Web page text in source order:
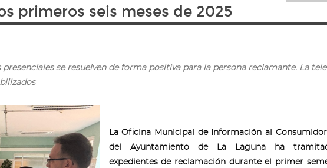
primeros seis meses de 2025
presenciales se resuelven de forma positiva para la persona reclamante. La
La Oficina Municipal de Información al Consumidor
del Ayuntamiento de La Laguna ha
expedientes de reclamación durante el primer